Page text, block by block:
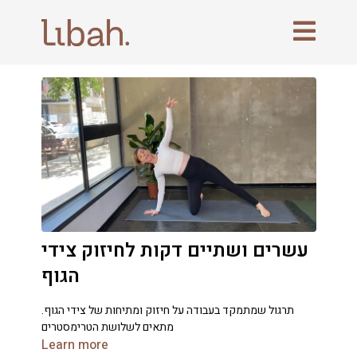
עשרים ושתיים דקות לחיזוק צידי
הגוף
.תרגול שמתמקד בעבודה על חיזוק ומתיחות של צידי הגוף
מתאים לשלושת הטרימסטרים
Learn more